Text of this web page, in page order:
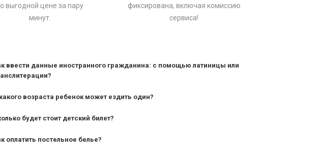
выгодной цене за пару
минут.
фиксирована, включая комиссию
сервиса!
ввести данные иностранного гражданина: с помощью латиницы или
возраста ребенок может ездить один?
поездов дальнего следования — от 10 лет и старше;
будет стоит детский билет?
оплатить постельное белье?